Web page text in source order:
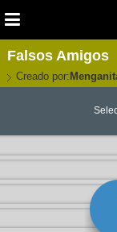
Falsos Amigos
Creado por: